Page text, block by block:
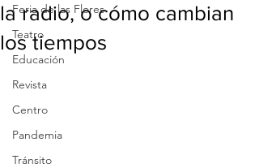
Feria de las Flores
Teatro
Educación
Revista
Centro
Pandemia
Tránsito
la radio, o cómo cambian
los tiempos